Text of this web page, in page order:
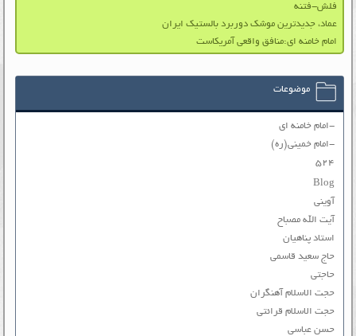
فلش-فتنه
عماد، جدیدترین موشک دوربرد بالستیک ایران
امام خامنه ای:منافق واقعی آمریکاست
موضوعات
-امام خامنه ای
-امام خمینی(ره)
۵۲۴
Blog
آوینی
آیت الله مصباح
استاد پناهیان
حاج سعید قاسمی
حاجتی
حجت الاسلام آهنگران
حجت الاسلام قرائتی
حسن عباسی